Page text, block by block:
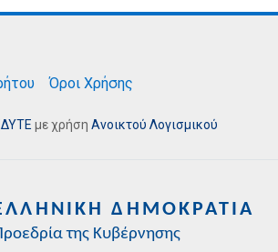
Όροι Χρήσης
με χρήση Ανοικτού Λογισμικού